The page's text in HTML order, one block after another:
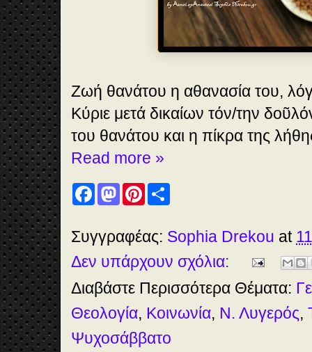
Ζωή θανάτου η αθανασία του,
Κύριε μετά δικαίων τόν/την
του θανάτου και η πίκρα της
Read more »
F
a
b
o
o
k
M
a
o
d
o
n
P
e
r
e
s
e
Συγγραφέας: Sophia Drekou at
Δεν υπάρχουν σχόλια:
Διαβάστε Περισσότερα Θέματα:
Θεολογία, Κοινωνία, Ν. Λυγερός,
Ψυχοσάββατο